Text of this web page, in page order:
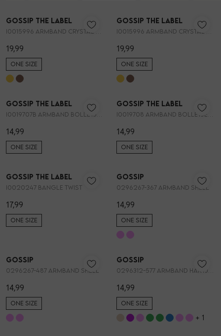
Skorts
T-shirts
Truien
Blazers & gilets
Rokken
Sets
Jumpsuits & playsuits
Vesten
Jassen
Lingerie
Broche
Giftboxen
Steentje/bedel
Enkelbandjes
Overige Sieraden
Parfum
Zonnebrillen
Sokken
Petten & Mutsen
Woonaccessoires
Overige Accessoires
1/1
Gossip the Label
19,99
ONE SIZE
1/1
Gossip the Label
19,99
ONE SIZE
1/1
Gossip the Label
14,99
ONE SIZE
1/1
Gossip the Label
14,99
ONE SIZE
1/1
Gossip the Label
I0020247 BANGLE TWIST
17,99
ONE SIZE
1/2
Gossip
0296267-367 ARMBAND SHELL
14,99
ONE SIZE
1/2
Gossip
0296267-487 ARMBAND SHELL
14,99
ONE SIZE
1/2
Gossip
14,99
+ 1
ONE SIZE
Nieuw